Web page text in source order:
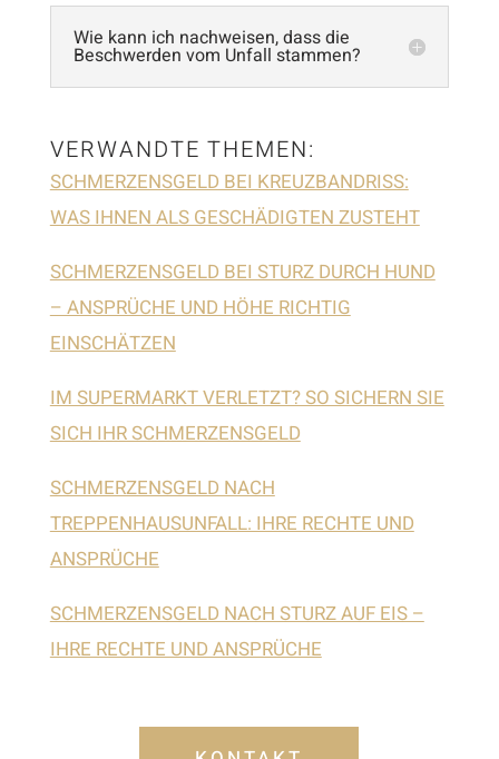
Wie kann ich nachweisen, dass die
Beschwerden vom Unfall stammen?
VERWANDTE THEMEN:
SCHMERZENSGELD BEI KREUZBANDRISS:
WAS IHNEN ALS GESCHÄDIGTEN ZUSTEHT
SCHMERZENSGELD BEI STURZ DURCH HUND
– ANSPRÜCHE UND HÖHE RICHTIG
EINSCHÄTZEN
IM SUPERMARKT VERLETZT? SO SICHERN SIE
SICH IHR SCHMERZENSGELD
SCHMERZENSGELD NACH
TREPPENHAUSUNFALL: IHRE RECHTE UND
ANSPRÜCHE
SCHMERZENSGELD NACH STURZ AUF EIS –
IHRE RECHTE UND ANSPRÜCHE